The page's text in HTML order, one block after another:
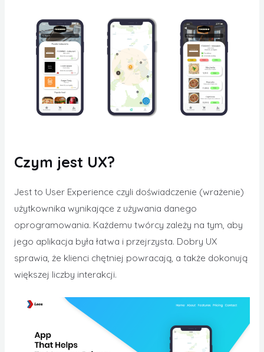
Czym jest UX?
Jest to User Experience czyli doświadczenie (wrażenie)
użytkownika wynikające z używania danego
oprogramowania. Każdemu twórcy zależy na tym, aby
jego aplikacja była łatwa i przejrzysta. Dobry UX
sprawia, że klienci chętniej powracają, a także dokonują
większej liczby interakcji.